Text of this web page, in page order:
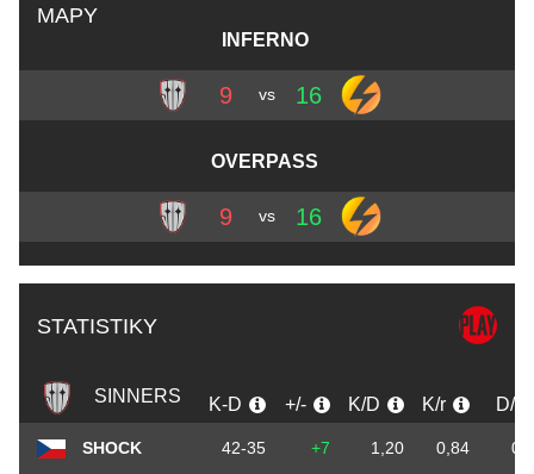
MAPY
INFERNO
9 vs 16
OVERPASS
9 vs 16
STATISTIKY
SINNERS K-D +/- K/D K/r D/r
SHOCK 42-35 +7 1,20 0,84